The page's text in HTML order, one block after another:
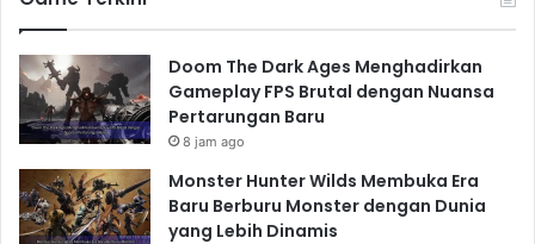
Doom The Dark Ages Menghadirkan
Gameplay FPS Brutal dengan Nuansa
Pertarungan Baru
8 jam ago
Monster Hunter Wilds Membuka Era
Baru Berburu Monster dengan Dunia
yang Lebih Dinamis